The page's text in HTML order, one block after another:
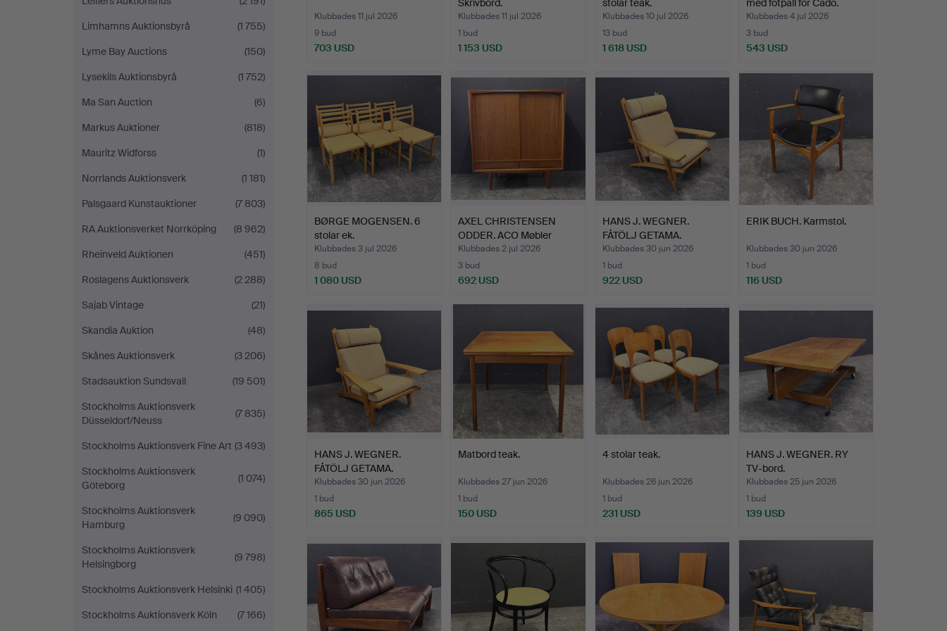
Limhamns Auktionsbyrå
(1 755)
Lyme Bay Auctions
(150)
Lysekils Auktionsbyrå
(1 752)
Ma San Auction
(6)
Markus Auktioner
(818)
Mauritz Widforss
(1)
Norrlands Auktionsverk
(1 181)
Palsgaard Kunstauktioner
(7 803)
RA Auktionsverket Norrköping
(8 962)
Rheinveld Auktionen
(451)
Roslagens Auktionsverk
(2 288)
Sajab Vintage
(21)
Skandia Auktion
(48)
Skånes Auktionsverk
(3 206)
Stadsauktion Sundsvall
(19 501)
Stockholms Auktionsverk
Düsseldorf/Neuss
(7 835)
Stockholms Auktionsverk Fine Art (3 493)
Stockholms Auktionsverk
Göteborg
(1 074)
Stockholms Auktionsverk
Hamburg
(9 090)
Stockholms Auktionsverk
Helsingborg
(9 798)
Stockholms Auktionsverk Helsinki (1 405)
Stockholms Auktionsverk Köln
(7 166)
Klubbades 11 jul 2026
9 bud
703 USD
Skrivbord.
Klubbades 11 jul 2026
1 bud
1 153 USD
stolar teak.
Klubbades 10 jul 2026
13 bud
1 618 USD
med fotpall för Cado.
Klubbades 4 jul 2026
3 bud
543 USD
BØRGE MOGENSEN. 6
stolar ek.
Klubbades 3 jul 2026
8 bud
1 080 USD
AXEL CHRISTENSEN
ODDER. ACO Møbler
highboa…
Klubbades 2 jul 2026
3 bud
692 USD
HANS J. WEGNER.
FÅTÖLJ GETAMA.
Klubbades 30 jun 2026
1 bud
922 USD
ERIK BUCH. Karmstol.
Klubbades 30 jun 2026
1 bud
116 USD
HANS J. WEGNER.
FÅTÖLJ GETAMA.
Klubbades 30 jun 2026
1 bud
865 USD
Matbord teak.
Klubbades 27 jun 2026
1 bud
150 USD
4 stolar teak.
Klubbades 26 jun 2026
1 bud
231 USD
HANS J. WEGNER. RY
TV-bord.
Klubbades 25 jun 2026
1 bud
139 USD